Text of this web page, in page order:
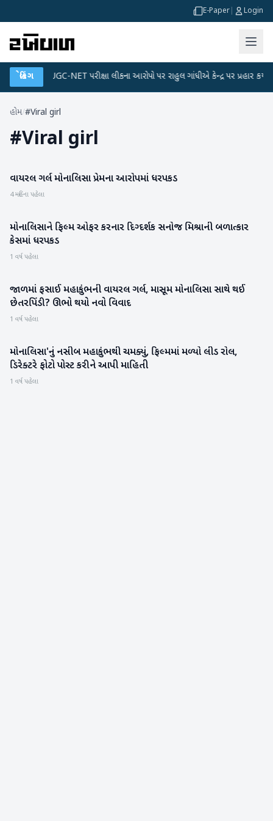
E-Paper Login
બ્રેકિંગ
● UGC-NET પરીક્ષા લીકના આરોપો પર રાહુલ ગાંધીએ કેન્દ્ર પર પ્રહાર કર્યા
હોમ/#Viral girl
#Viral girl
મનોરંજન
વાયરલ ગર્લ મોનાલિસા પ્રેમના આરોપમાં ધરપકડ
4 મહિના પહેલા
મનોરંજન
મોનાલિસાને ફિલ્મ ઓફર કરનાર દિગ્દર્શક સનોજ મિશ્રાની બળાત્કાર
કેસમાં ધરપકડ
1 વર્ષ પહેલા
મનોરંજન
જાળમાં ફસાઈ મહાકુંભની વાયરલ ગર્લ, માસૂમ મોનાલિસા સાથે થઈ
છેતરપિંડી? ઊભો થયો નવો વિવાદ
1 વર્ષ પહેલા
મહાકુંભ
મોનાલિસા'નું નસીબ મહાકુંભથી ચમક્યું, ફિલ્મમાં મળ્યો લીડ રોલ,
ડિરેક્ટરે ફોટો પોસ્ટ કરીને આપી માહિતી
1 વર્ષ પહેલા